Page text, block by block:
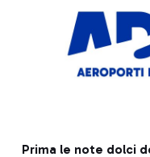
Prima le note dolci